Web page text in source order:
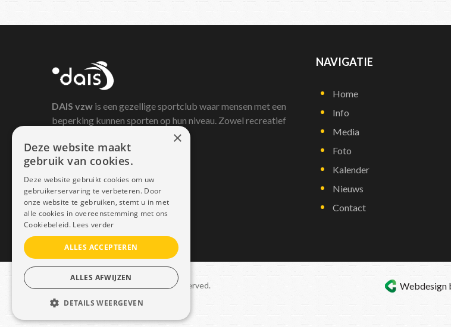
DAIS vzw is een gezellige sportclub waar mensen met een
beperking kunnen sporten op hun niveau. Zowel recreatief
NAVIGATIE
Home
Info
Media
Foto
Kalender
Nieuws
Contact
Copyright © 2021 Dais. All rights reserved.
Sitemap–GDPR
Webdesign
×
Deze website maakt
gebruik van cookies.
Deze website gebruikt cookies om uw
gebruikerservaring te verbeteren. Door
onze website te gebruiken, stemt u in met
alle cookies in overeenstemming met ons
Cookiebeleid. Lees verder
ALLES ACCEPTEREN
ALLES AFWIJZEN
DETAILS WEERGEVEN
STRIKT NOODZAKELIJK